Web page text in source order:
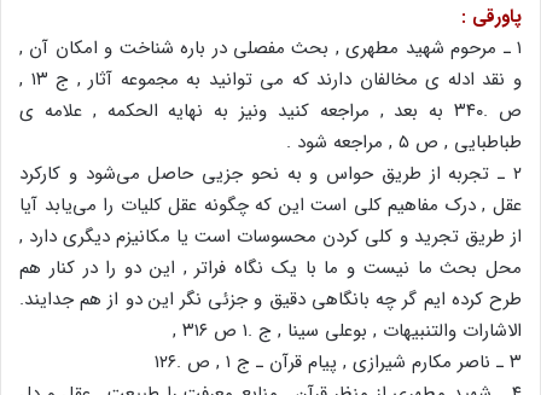
پاورقی :
۱ ـ مرحوم شهید مطهری , بحث مفصلی در باره شناخت و امکان آن ,
و نقد ادله ی مخالفان دارند که می توانید به مجموعه آثار , ج ۱۳ ,
ص .۳۴۰ به بعد , مراجعه کنید ونیز به نهایه الحکمه , علامه ی
طباطبایی , ص ۵ , مراجعه شود .
۲ ـ تجربه از طریق حواس و به نحو جزیی حاصل می‌شود و کارکرد
عقل , درک مفاهیم کلی است این که چگونه عقل کلیات را می‌یابد آیا
از طریق تجرید و کلی کردن محسوسات است یا مکانیزم دیگری دارد ,
محل بحث ما نیست و ما با یک نگاه فراتر , این دو را در کنار هم
طرح کرده ایم گر چه بانگاهی دقیق و جزئی نگر این دو از هم جدایند.
الاشارات والتنبیهات , بوعلی سینا , ج .۱ ص ۳۱۶ ,
۳ ـ ناصر مکارم شیرازی , پیام قرآن ـ ج ۱ , ص .۱۲۶